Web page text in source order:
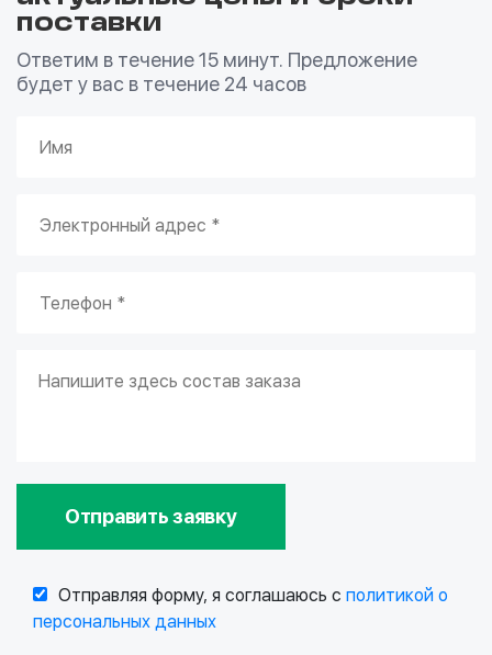
поставки
Ответим в течение 15 минут. Предложение
будет у вас в течение 24 часов
Отправить заявку
Отправляя форму, я соглашаюсь с политикой о
персональных данных